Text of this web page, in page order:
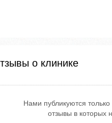
о клинике
Нами публикуются
отзывы в которых